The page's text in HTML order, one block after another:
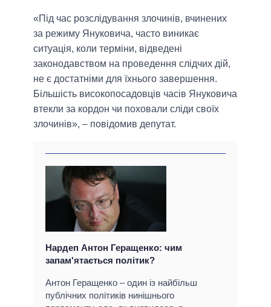
«Під час розслідування злочинів, вчинених
за режиму Януковича, часто виникає
ситуація, коли терміни, відведені
законодавством на проведення слідчих дій,
не є достатніми для їхнього завершення.
Більшість високопосадовців часів Януковича
втекли за кордон чи поховали сліди своїх
злочинів», – повідомив депутат.
Нардеп Антон Геращенко: чим
запам'ятається політик?
Антон Геращенко – один із найбільш
публічних політиків нинішнього